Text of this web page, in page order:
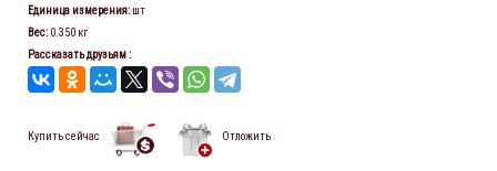
Единица измерения: шт
Вес: 0.350 кг
Рассказать друзьям:
Купить сейчас Отложить